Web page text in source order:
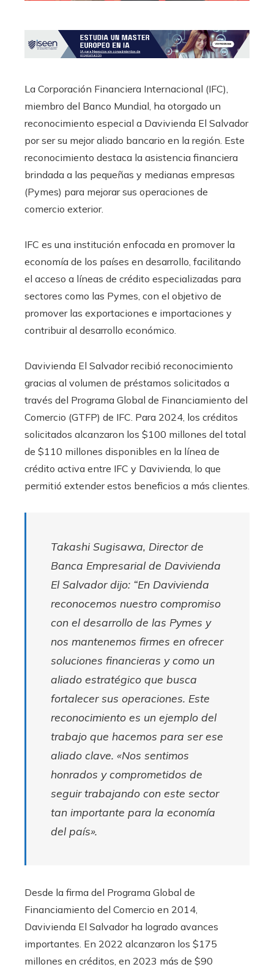
La Corporación Financiera Internacional (IFC),
miembro del Banco Mundial, ha otorgado un
reconocimiento especial a Davivienda El Salvador
por ser su mejor aliado bancario en la región. Este
reconocimiento destaca la asistencia financiera
brindada a las pequeñas y medianas empresas
(Pymes) para mejorar sus operaciones de
comercio exterior.
IFC es una institución enfocada en promover la
economía de los países en desarrollo, facilitando
el acceso a líneas de crédito especializadas para
sectores como las Pymes, con el objetivo de
promover las exportaciones e importaciones y
contribuir al desarrollo económico.
Davivienda El Salvador recibió reconocimiento
gracias al volumen de préstamos solicitados a
través del Programa Global de Financiamiento del
Comercio (GTFP) de IFC. Para 2024, los créditos
solicitados alcanzaron los $100 millones del total
de $110 millones disponibles en la línea de
crédito activa entre IFC y Davivienda, lo que
permitió extender estos beneficios a más clientes.
Takashi Sugisawa, Director de
Banca Empresarial de Davivienda
El Salvador dijo: “En Davivienda
reconocemos nuestro compromiso
con el desarrollo de las Pymes y
nos mantenemos firmes en ofrecer
soluciones financieras y como un
aliado estratégico que busca
fortalecer sus operaciones. Este
reconocimiento es un ejemplo del
trabajo que hacemos para ser ese
aliado clave. «Nos sentimos
honrados y comprometidos de
seguir trabajando con este sector
tan importante para la economía
del país».
Desde la firma del Programa Global de
Financiamiento del Comercio en 2014,
Davivienda El Salvador ha logrado avances
importantes. En 2022 alcanzaron los $175
millones en créditos, en 2023 más de $90